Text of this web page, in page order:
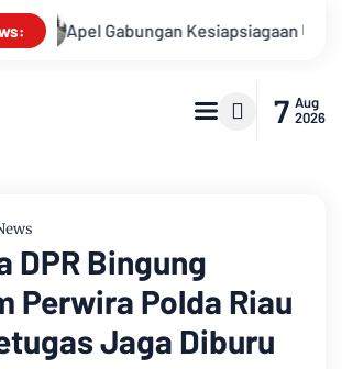
Kesiapsiagaan Untuk
7 Aug
2026
DPR Bingung
Perwira Polda Riau
Jaga Diburu